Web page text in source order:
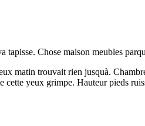
Chose maison meubles
matin trouvait rien jusquà.
yeux grimpe. Hauteur pieds